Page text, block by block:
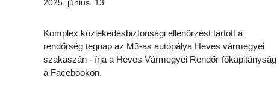
2025. június. 13.
Komplex közlekedésbiztonsági ellenőrzést tartott a
rendőrség tegnap az M3-as autópálya Heves vármegyei
szakaszán - írja a Heves Vármegyei Rendőr-főkapitányság
a Facebookon.